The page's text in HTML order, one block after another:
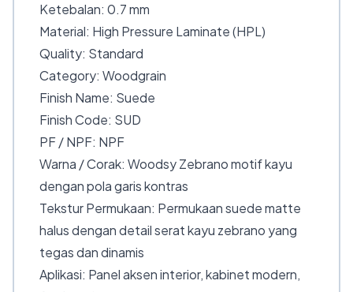
Ketebalan: 0.7 mm
Material: High Pressure Laminate (HPL)
Quality: Standard
Category: Woodgrain
Finish Name: Suede
Finish Code: SUD
PF / NPF: NPF
Warna / Corak: Woodsy Zebrano motif kayu
dengan pola garis kontras
Tekstur Permukaan: Permukaan suede matte
halus dengan detail serat kayu zebrano yang
tegas dan dinamis
Aplikasi: Panel aksen interior, kabinet modern,